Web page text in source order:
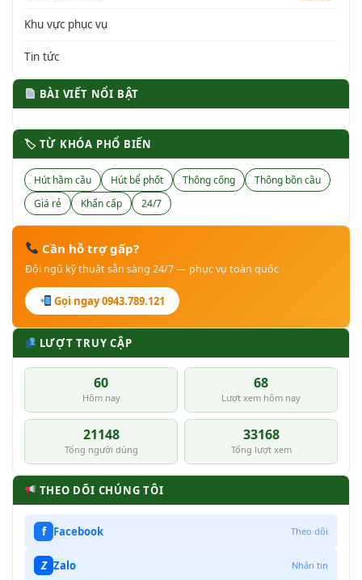
Khu vực phục vụ
Tin tức
BÀI VIẾT NỔI BẬT
🏷 TỪ KHÓA PHỔ BIẾN
Hút hầm cầu Hút bể phốt Thông cống
Thông bồn cầu
Giá rẻ
Khẩn cấp 24/7
Cần hỗ trợ gấp?
Đội ngũ kỹ thuật sẵn sàng 24/7 — phục vụ toàn quốc
Gọi ngay 0943.789.121
LƯỢT TRUY CẬP
60
Hôm nay
68
Lượt xem hôm nay
21148
Tổng người dùng
33168
Tổng lượt xem
THEO DÕI CHÚNG TÔI
f Facebook Theo dõi
Z Zalo Nhắn tin